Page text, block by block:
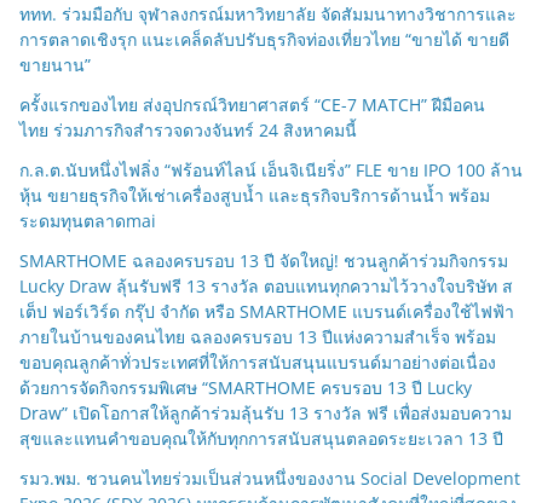
ททท. ร่วมมือกับ จุฬาลงกรณ์มหาวิทยาลัย จัดสัมมนาทางวิชาการและ
การตลาดเชิงรุก แนะเคล็ดลับปรับธุรกิจท่องเที่ยวไทย “ขายได้ ขายดี
ขายนาน”
ครั้งแรกของไทย ส่งอุปกรณ์วิทยาศาสตร์ “CE-7 MATCH” ฝีมือคน
ไทย ร่วมภารกิจสำรวจดวงจันทร์ 24 สิงหาคมนี้
ก.ล.ต.นับหนึ่งไฟลิ่ง “ฟร้อนท์ไลน์ เอ็นจิเนียริ่ง” FLE ขาย IPO 100 ล้าน
หุ้น ขยายธุรกิจให้เช่าเครื่องสูบน้ำ และธุรกิจบริการด้านน้ำ พร้อม
ระดมทุนตลาดmai
SMARTHOME ฉลองครบรอบ 13 ปี จัดใหญ่! ชวนลูกค้าร่วมกิจกรรม
Lucky Draw ลุ้นรับฟรี 13 รางวัล ตอบแทนทุกความไว้วางใจบริษัท ส
เต็ป ฟอร์เวิร์ด กรุ๊ป จำกัด หรือ SMARTHOME แบรนด์เครื่องใช้ไฟฟ้า
ภายในบ้านของคนไทย ฉลองครบรอบ 13 ปีแห่งความสำเร็จ พร้อม
ขอบคุณลูกค้าทั่วประเทศที่ให้การสนับสนุนแบรนด์มาอย่างต่อเนื่อง
ด้วยการจัดกิจกรรมพิเศษ “SMARTHOME ครบรอบ 13 ปี Lucky
Draw” เปิดโอกาสให้ลูกค้าร่วมลุ้นรับ 13 รางวัล ฟรี เพื่อส่งมอบความ
สุขและแทนคำขอบคุณให้กับทุกการสนับสนุนตลอดระยะเวลา 13 ปี
รมว.พม. ชวนคนไทยร่วมเป็นส่วนหนึ่งของงาน Social Development